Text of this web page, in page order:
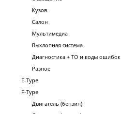
Кузов
Салон
Мультимедиа
Выхлопная система
Диагностика + ТО и коды ошибок
Разное
E-Type
F-Type
Двигатель (бензин)